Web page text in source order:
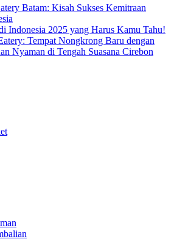
Batam: Kisah Sukses Kemitraan
Indonesia 2025 yang Harus Kamu Tahu!
Tempat Nongkrong Baru dengan
Nyaman di Tengah Suasana Cirebon